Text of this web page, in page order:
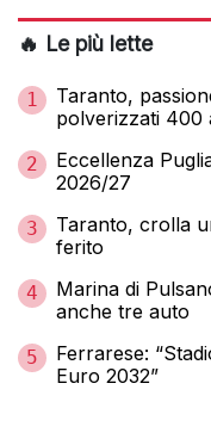
🔥 Le più lette
1
Taranto,
polverizzati 400
2
Eccellenza
2026/27
3
Taranto, crolla
ferito
4
Marina di
anche tre auto
5
Ferrarese:
Euro 2032”